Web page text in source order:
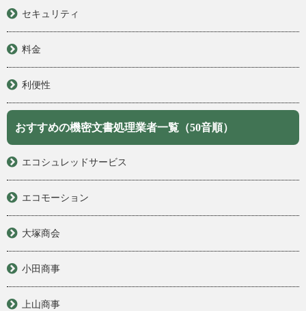
セキュリティ
料金
利便性
おすすめの機密文書処理業者一覧（50音順）
エコシュレッドサービス
エコモーション
大塚商会
小田商事
上山商事